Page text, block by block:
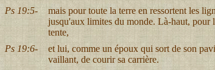
Ps 19:5-
mais pour toute la terre en ressortent les
jusqu'aux limites du monde. Là-haut, pour
tente,
Ps 19:6-
et lui, comme un époux qui sort de son
vaillant, de courir sa carrière.